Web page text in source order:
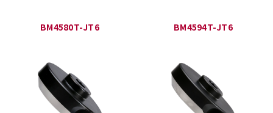
BM4580T-JT6 BM4594T-JT6